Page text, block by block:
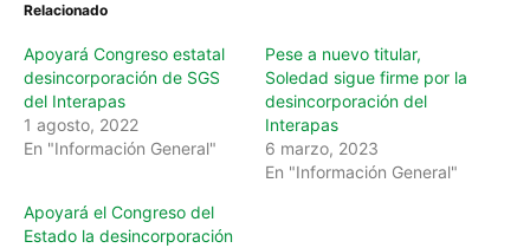
Relacionado
Apoyará Congreso estatal
desincorporación de SGS
del Interapas
1 agosto, 2022
En "Información General"
Pese a nuevo titular,
Soledad sigue firme por la
desincorporación del
Interapas
6 marzo, 2023
En "Información General"
Apoyará el Congreso del
Estado la desincorporación